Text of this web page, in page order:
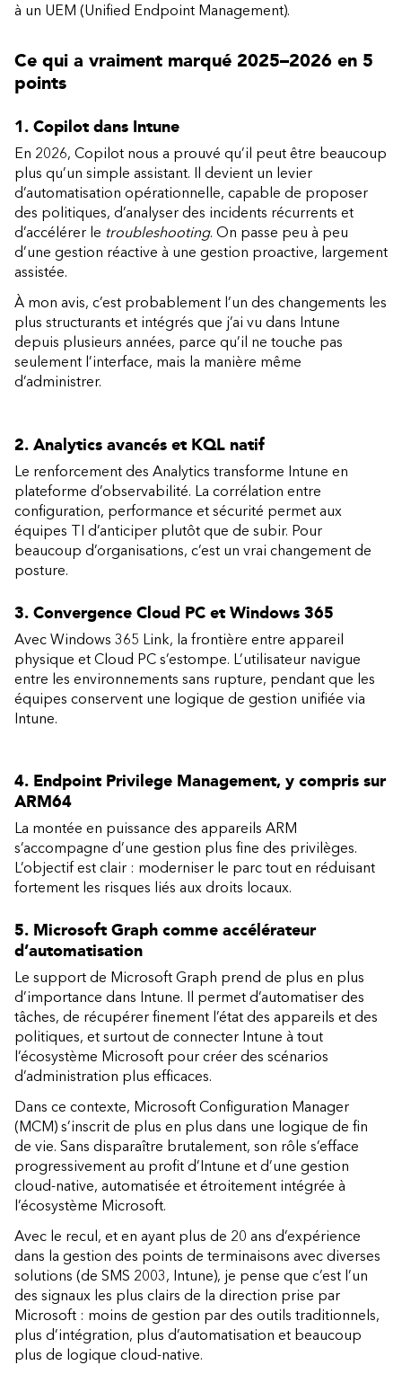
à un UEM (Unified Endpoint Management).
Ce qui a vraiment marqué 2025–2026 en 5
points
1. Copilot dans Intune
En 2026, Copilot nous a prouvé qu’il peut être beaucoup
plus qu’un simple assistant. Il devient un levier
d’automatisation opérationnelle, capable de proposer
des politiques, d’analyser des incidents récurrents et
d’accélérer le troubleshooting. On passe peu à peu
d’une gestion réactive à une gestion proactive, largement
assistée.
À mon avis, c’est probablement l’un des changements les
plus structurants et intégrés que j’ai vu dans Intune
depuis plusieurs années, parce qu’il ne touche pas
seulement l’interface, mais la manière même
d’administrer.
2. Analytics avancés et KQL natif
Le renforcement des Analytics transforme Intune en
plateforme d’observabilité. La corrélation entre
configuration, performance et sécurité permet aux
équipes TI d’anticiper plutôt que de subir. Pour
beaucoup d’organisations, c’est un vrai changement de
posture.
3. Convergence Cloud PC et Windows 365
Avec Windows 365 Link, la frontière entre appareil
physique et Cloud PC s’estompe. L’utilisateur navigue
entre les environnements sans rupture, pendant que les
équipes conservent une logique de gestion unifiée via
Intune.
4. Endpoint Privilege Management, y compris sur
ARM64
La montée en puissance des appareils ARM
s’accompagne d’une gestion plus fine des privilèges.
L’objectif est clair : moderniser le parc tout en réduisant
fortement les risques liés aux droits locaux.
5. Microsoft Graph comme accélérateur
d’automatisation
Le support de Microsoft Graph prend de plus en plus
d’importance dans Intune. Il permet d’automatiser des
tâches, de récupérer finement l’état des appareils et des
politiques, et surtout de connecter Intune à tout
l’écosystème Microsoft pour créer des scénarios
d’administration plus efficaces.
Dans ce contexte, Microsoft Configuration Manager
(MCM) s’inscrit de plus en plus dans une logique de fin
de vie. Sans disparaître brutalement, son rôle s’efface
progressivement au profit d’Intune et d’une gestion
cloud-native, automatisée et étroitement intégrée à
l’écosystème Microsoft.
Avec le recul, et en ayant plus de 20 ans d’expérience
dans la gestion des points de terminaisons avec diverses
solutions (de SMS 2003, Intune), je pense que c’est l’un
des signaux les plus clairs de la direction prise par
Microsoft : moins de gestion par des outils traditionnels,
plus d’intégration, plus d’automatisation et beaucoup
plus de logique cloud-native.